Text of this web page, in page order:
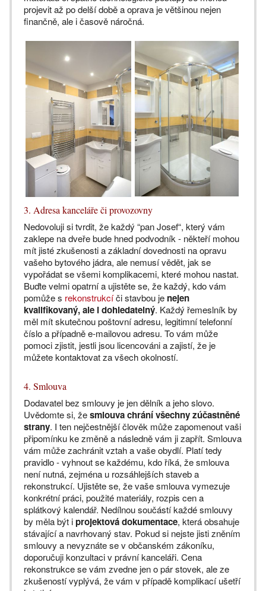
projevit až po delší době a oprava je většinou nejen
finančně, ale i časově náročná.
3. Adresa kanceláře či provozovny
Nedovoluji si tvrdit, že každý “pan Josef“, který vám
zaklepe na dveře bude hned podvodník - někteří mohou
mít jisté zkušenosti a základní dovednosti na opravu
vašeho bytového jádra, ale nemusí vědět, jak se
vypořádat se všemi komplikacemi, které mohou nastat.
Buďte velmi opatrní a ujistěte se, že každý, kdo vám
pomůže s rekonstrukcíči stavbou je nejen
kvalifikovaný, ale i dohledatelný. Každý řemeslník by
měl mít skutečnou poštovní adresu, legitimní telefonní
číslo a případně e-mailovou adresu. To vám může
pomoci zjistit, jestli jsou licencováni a zajistí, že je
můžete kontaktovat za všech okolností.
4. Smlouva
Dodavatel bez smlouvy je jen dělník a jeho slovo.
Uvědomte si, žesmlouva chrání všechny zúčastněné
strany. I ten nejčestnější člověk může zapomenout vaši
připomínku ke změně a následně vám ji zapřít. Smlouva
vám může zachránit vztah a vaše obydlí. Platí tedy
pravidlo - vyhnout se každému, kdo říká, že smlouva
není nutná, zejména u rozsáhlejších staveb a
rekonstrukcí. Ujistěte se, že vaše smlouva vymezuje
konkrétní práci, použité materiály, rozpis cen a
splátkový kalendář. Nedílnou součástí každé smlouvy
by měla být iprojektová dokumentace, která obsahuje
stávající a navrhovaný stav. Pokud si nejste jisti zněním
smlouvy a nevyznáte se v občanském zákoníku,
doporučuji konzultaci v právní kanceláři. Cena
rekonstrukce se vám zvedne jen o pár stovek, ale ze
zkušeností vyplývá, že vám v případě komplikací ušetří